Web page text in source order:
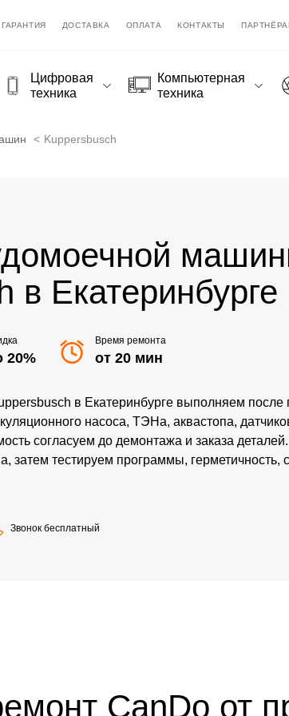
ГАРАНТИЯ ДОСТАВКА ОПЛАТА КОНТАКТЫ
Цифровая
техника
Компьютерная
техника
Kuppersbusch
в Екатеринбурге
20%
Время ремонта
от 20 мин
в Екатеринбурге выполняем после
насоса, ТЭНа, аквастопа,
согласуем до демонтажа и заказа
затем тестируем программы, герметичность,
Звонок бесплатный
CanDo от